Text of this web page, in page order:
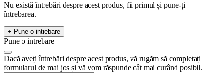
Nu există întrebări despre acest produs, fii primul și pune-ți
întrebarea.
+ Pune o intrebare
Pune o intrebare
Dacă aveți întrebări despre acest produs, vă rugăm să completați
formularul de mai jos și vă vom răspunde cât mai curând posibil.